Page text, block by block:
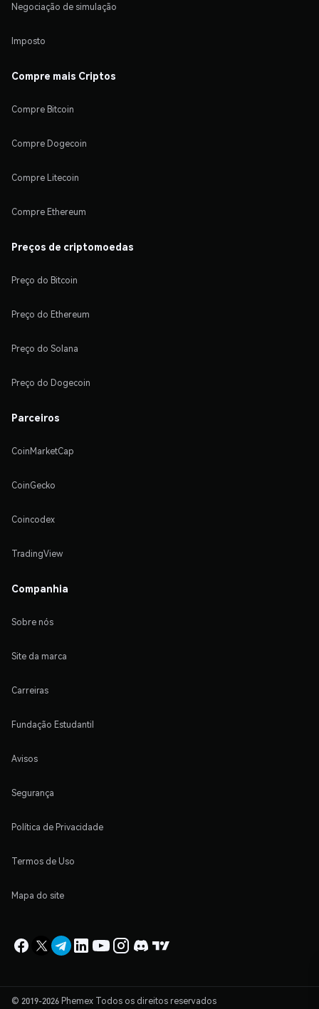
Negociação de simulação
Imposto
Compre mais Criptos
Compre Bitcoin
Compre Dogecoin
Compre Litecoin
Compre Ethereum
Preços de criptomoedas
Preço do Bitcoin
Preço do Ethereum
Preço do Solana
Preço do Dogecoin
Parceiros
CoinMarketCap
CoinGecko
Coincodex
TradingView
Companhia
Sobre nós
Site da marca
Carreiras
Fundação Estudantil
Avisos
Segurança
Política de Privacidade
Termos de Uso
Mapa do site
© 2019-2026 Phemex Todos os direitos reservados